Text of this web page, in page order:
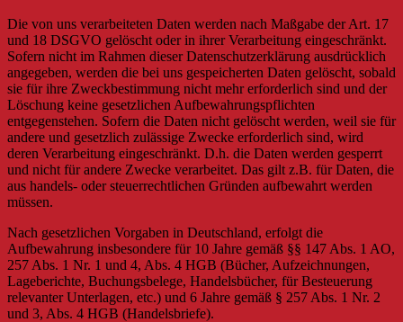
Die von uns verarbeiteten Daten werden nach Maßgabe der Art. 17
und 18 DSGVO gelöscht oder in ihrer Verarbeitung eingeschränkt.
Sofern nicht im Rahmen dieser Datenschutzerklärung ausdrücklich
angegeben, werden die bei uns gespeicherten Daten gelöscht, sobald
sie für ihre Zweckbestimmung nicht mehr erforderlich sind und der
Löschung keine gesetzlichen Aufbewahrungspflichten
entgegenstehen. Sofern die Daten nicht gelöscht werden, weil sie für
andere und gesetzlich zulässige Zwecke erforderlich sind, wird
deren Verarbeitung eingeschränkt. D.h. die Daten werden gesperrt
und nicht für andere Zwecke verarbeitet. Das gilt z.B. für Daten, die
aus handels- oder steuerrechtlichen Gründen aufbewahrt werden
müssen.
Nach gesetzlichen Vorgaben in Deutschland, erfolgt die
Aufbewahrung insbesondere für 10 Jahre gemäß §§ 147 Abs. 1 AO,
257 Abs. 1 Nr. 1 und 4, Abs. 4 HGB (Bücher, Aufzeichnungen,
Lageberichte, Buchungsbelege, Handelsbücher, für Besteuerung
relevanter Unterlagen, etc.) und 6 Jahre gemäß § 257 Abs. 1 Nr. 2
und 3, Abs. 4 HGB (Handelsbriefe).